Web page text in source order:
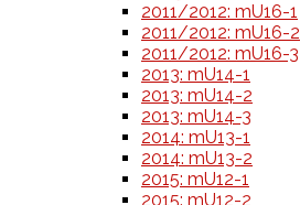
2011/2012: mU16-1
2011/2012: mU16-2
2011/2012: mU16-3
2013: mU14-1
2013: mU14-2
2013: mU14-3
2014: mU13-1
2014: mU13-2
2015: mU12-1
2015: mU12-2